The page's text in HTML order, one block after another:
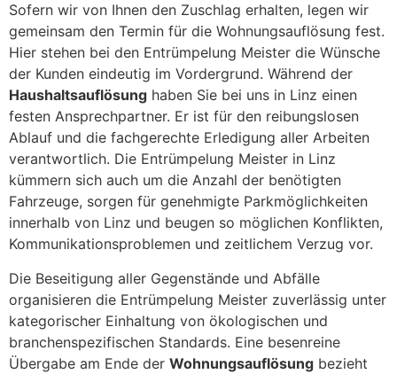
Sofern wir von Ihnen den Zuschlag erhalten, legen wir
gemeinsam den Termin für die Wohnungsauflösung fest.
Hier stehen bei den Entrümpelung Meister die Wünsche
der Kunden eindeutig im Vordergrund. Während der
Haushaltsauflösung haben Sie bei uns in Linz einen
festen Ansprechpartner. Er ist für den reibungslosen
Ablauf und die fachgerechte Erledigung aller Arbeiten
verantwortlich. Die Entrümpelung Meister in Linz
kümmern sich auch um die Anzahl der benötigten
Fahrzeuge, sorgen für genehmigte Parkmöglichkeiten
innerhalb von Linz und beugen so möglichen Konflikten,
Kommunikationsproblemen und zeitlichem Verzug vor.
Die Beseitigung aller Gegenstände und Abfälle
organisieren die Entrümpelung Meister zuverlässig unter
kategorischer Einhaltung von ökologischen und
branchenspezifischen Standards. Eine besenreine
Übergabe am Ende der Wohnungsauflösung bezieht